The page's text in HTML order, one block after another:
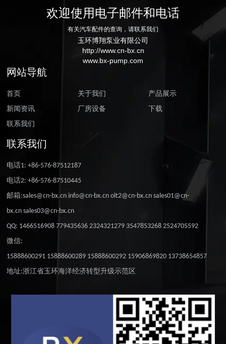
欢迎使用电子邮件和电话
有关汽车配件的查询，请联系我们
玉环博翔泵业有限公司
http://www.cn-bx.cn
www.bx-pump.com
网站导航
首页 关于我们
产品展示
新闻资讯
厂房设备
下载
联系我们
联系我们
电话1: +86-576-87512187
电话2: +86-576-87510445
邮箱:sales@cn-bx.cn info@cn-bx.cn olt2@cn-bx.cn sales01@cn-
bx.cn sales03@cn-bx.cn
QQ: 1466516908 779435636 2324321279 3547853268 2524705592
微信:
15888600291 15888600289 15888600292 15906869820 13738654857
地址:浙江省玉环海洋经济转型升级示范区